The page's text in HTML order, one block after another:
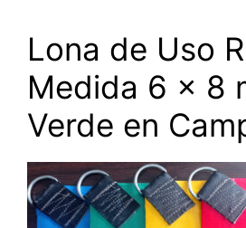
Lona de Uso
Medida 6 x 8
Verde en